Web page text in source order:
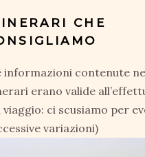
CHE
informazioni contenute
erano valide
viaggio: ci scusiamo per
variazioni)